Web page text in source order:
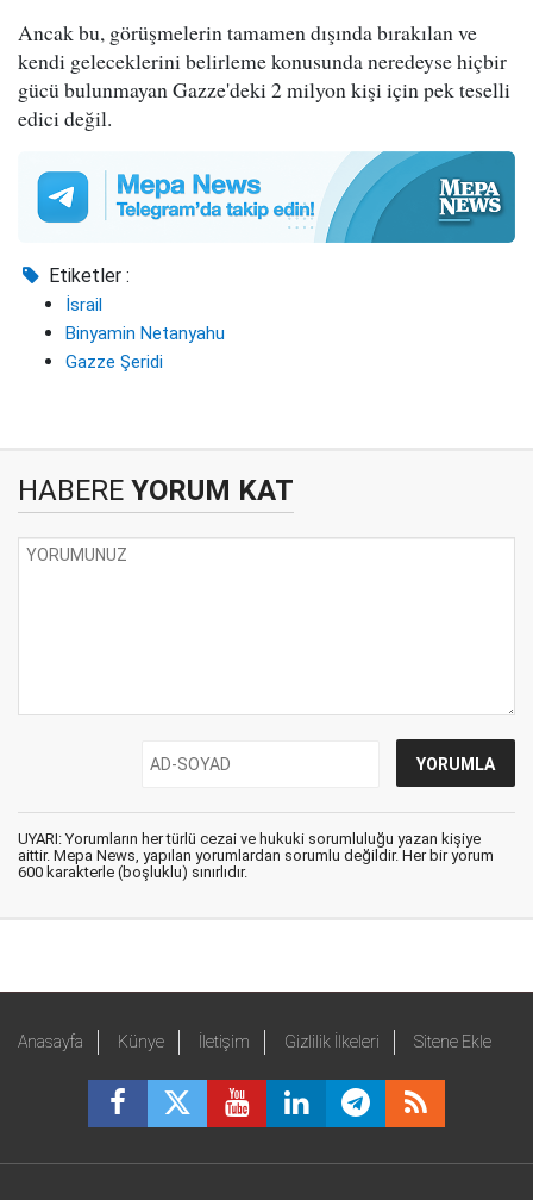
Ancak bu, görüşmelerin tamamen dışında bırakılan ve
kendi geleceklerini belirleme konusunda neredeyse hiçbir
gücü bulunmayan Gazze'deki 2 milyon kişi için pek teselli
edici değil.
Etiketler :
İsrail
Binyamin Netanyahu
Gazze Şeridi
HABERE YORUM KAT
UYARI: Yorumların her türlü cezai ve hukuki sorumluluğu yazan kişiye
aittir. Mepa News, yapılan yorumlardan sorumlu değildir. Her bir yorum
600 karakterle (boşluklu) sınırlıdır.
Anasayfa Künye İletişim Gizlilik İlkeleri Sitene Ekle